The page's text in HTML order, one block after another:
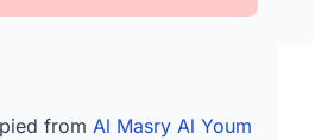
from Al Masry Al Youm